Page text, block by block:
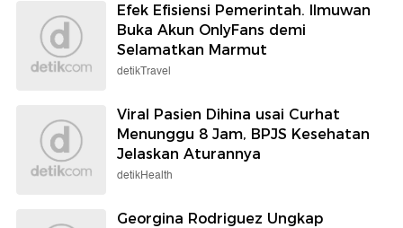
Efek Efisiensi Pemerintah. Ilmuwan
Buka Akun OnlyFans demi
Selamatkan Marmut
detikTravel
Viral Pasien Dihina usai Curhat
Menunggu 8 Jam, BPJS Kesehatan
Jelaskan Aturannya
detikHealth
Georgina Rodriguez Ungkap